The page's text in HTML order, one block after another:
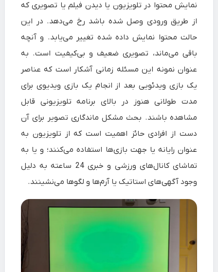
نمایش محتوا در تلویزیون یا دیدن فیلم یا تصویری که
از طریق ورودی وصل شده باشد رخ می‌دهد. در این
حالت محتوا نمایش داده شده تغییر می‌یابد. و آنچه
باقی می‌ماند، تصویری ضعیف و بی‌کیفیت است. به
عنوان نمونه این مسئله زمانی آشکار است که عناصر
یک بازی ویدئویی بعد از انجام یک بازی ویدیوی برای
مدت طولانی هنوز در بالای برنامه تلویزیونی قابل
مشاهده باشند. بحث مشکل ماندگاری تصویر برای آن
دست از افرادی حائز اهمیت است که از تلویزیون به
عنوان رایانه یا جهت بازی‌ها استفاده می‌کنند؛ و یا به
تماشای کانال‌های ورزشی و خبری 24 ساعته به دلیل
وجود آگهی‌های استاتیک یا آرم‌ها و لگوها می‌نشینند.